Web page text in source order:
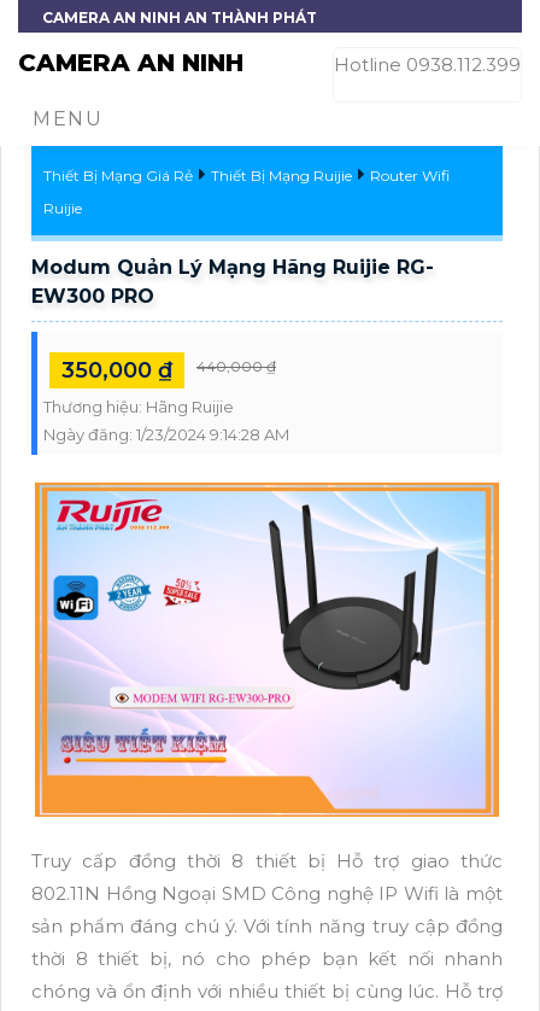
CAMERA AN NINH AN THÀNH PHÁT
CAMERA AN NINH Hotline 0938.112.399
MENU
Thiết Bị Mạng Giá Rẻ Thiết Bị Mạng Ruijie
Router Wifi
Ruijie
Modum Quản Lý Mạng Hãng Ruijie RG-
EW300 PRO
350,000 ₫ 440,000 ₫
Thương hiệu: Hãng Ruijie
Ngày đăng: 1/23/2024 9:14:28 AM
Truy cấp đồng thời 8 thiết bị Hỗ trợ giao thức
802.11N Hồng Ngoại SMD Công nghệ IP Wifi là một
sản phẩm đáng chú ý. Với tính năng truy cập đồng
thời 8 thiết bị, nó cho phép bạn kết nối nhanh
chóng và ổn định với nhiều thiết bị cùng lúc. Hỗ trợ